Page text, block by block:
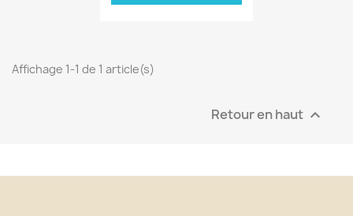
Affichage 1-1 de 1 article(s)
Retour en haut 